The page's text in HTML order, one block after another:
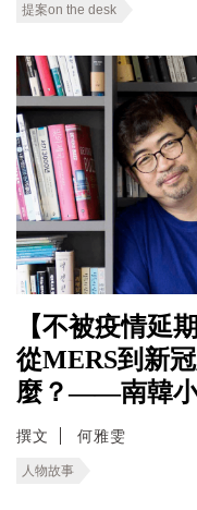
提案on the desk
【不被疫情延
從MERS到新
麼？——南韓
撰文 何雅雯
人物故事